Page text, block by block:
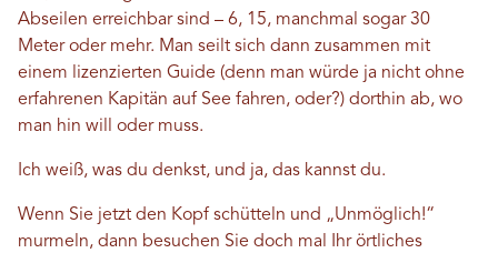
Abseilen erreichbar sind – 6, 15, manchmal sogar 30
Meter oder mehr. Man seilt sich dann zusammen mit
einem lizenzierten Guide (denn man würde ja nicht ohne
erfahrenen Kapitän auf See fahren, oder?) dorthin ab, wo
man hin will oder muss.
Ich weiß, was du denkst, und ja, das kannst du.
Wenn Sie jetzt den Kopf schütteln und „Unmöglich!“
murmeln, dann besuchen Sie doch mal Ihr örtliches